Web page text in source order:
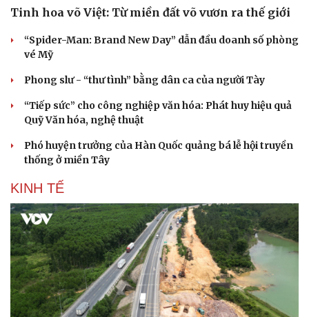
Ăn sạch sống khỏe
Tinh hoa võ Việt: Từ miền đất võ vươn ra thế giới
“Spider-Man: Brand New Day” dẫn đầu doanh số phòng
vé Mỹ
Phong slư - “thư tình” bằng dân ca của người Tày
“Tiếp sức” cho công nghiệp văn hóa: Phát huy hiệu quả
Quỹ Văn hóa, nghệ thuật
Phó huyện trưởng của Hàn Quốc quảng bá lễ hội truyền
thống ở miền Tây
KINH TẾ